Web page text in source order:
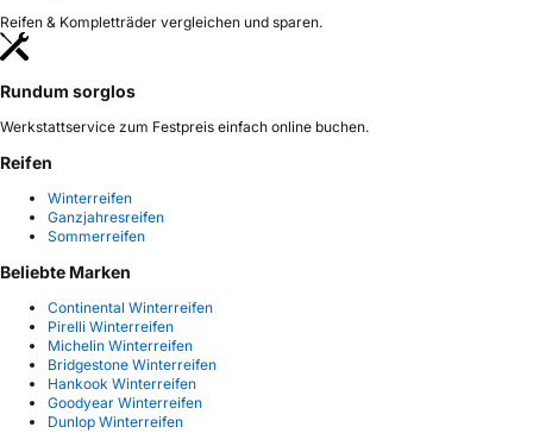
Reifen & Kompletträder vergleichen und sparen.
Rundum sorglos
Werkstattservice zum Festpreis einfach online buchen.
Reifen
Winterreifen
Ganzjahresreifen
Sommerreifen
Beliebte Marken
Continental Winterreifen
Pirelli Winterreifen
Michelin Winterreifen
Bridgestone Winterreifen
Hankook Winterreifen
Goodyear Winterreifen
Dunlop Winterreifen